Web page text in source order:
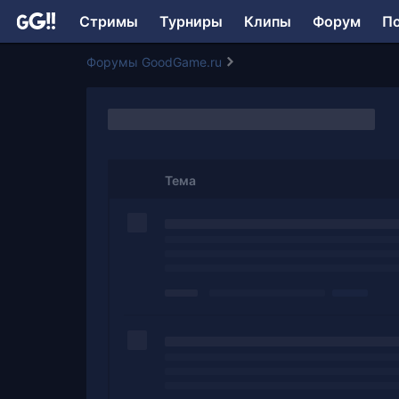
Стримы Турниры Клипы Форум
Форумы GoodGame.ru
Тема